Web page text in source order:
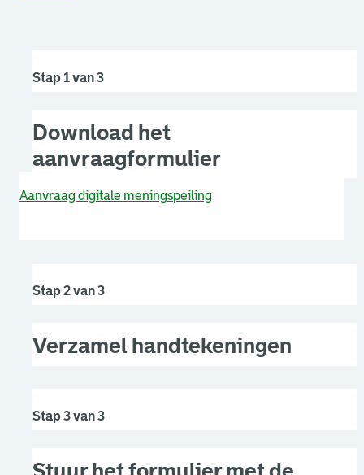
Stap 1 van 3
Download het
aanvraagformulier
Aanvraag digitale meningspeiling
Stap 2 van 3
Verzamel handtekeningen
Stap 3 van 3